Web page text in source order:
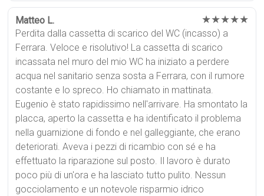
Matteo L. ★★★★★
Perdita dalla cassetta di scarico del WC (incasso) a
Ferrara. Veloce e risolutivo! La cassetta di scarico
incassata nel muro del mio WC ha iniziato a perdere
acqua nel sanitario senza sosta a Ferrara, con il rumore
costante e lo spreco. Ho chiamato in mattinata.
Eugenio è stato rapidissimo nell'arrivare. Ha smontato la
placca, aperto la cassetta e ha identificato il problema
nella guarnizione di fondo e nel galleggiante, che erano
deteriorati. Aveva i pezzi di ricambio con sé e ha
effettuato la riparazione sul posto. Il lavoro è durato
poco più di un'ora e ha lasciato tutto pulito. Nessun
gocciolamento e un notevole risparmio idrico